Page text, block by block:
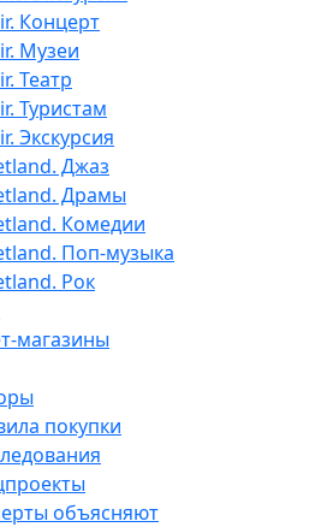
Концерт
Музеи
Театр
Туристам
Экскурсия
Джаз
Драмы
Комедии
Поп-музыка
Рок
магазины
покупки
объясняют